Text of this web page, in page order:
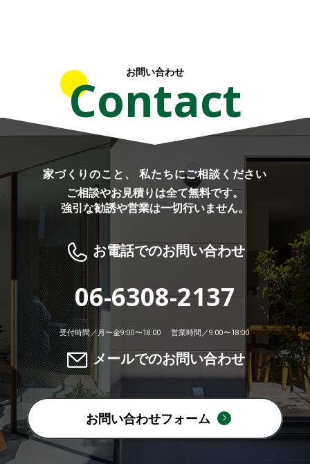
お問い合わせ
Contact
家づくりのこと、 私たちにご相談ください
ご相談やお見積りは全て無料です。
強引な勧誘や営業は一切行いません。
お電話でのお問い合わせ
06-6308-2137
受付時間／月〜金9:00〜18:00 営業時間／9:00〜18:00
メールでのお問い合わせ
お問い合わせフォーム